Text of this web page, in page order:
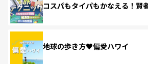
コスパもタイパもかなえる！賢
地球の歩き方♥偏愛ハワイ